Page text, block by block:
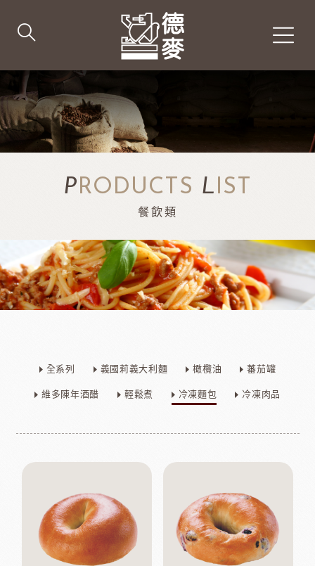
PRODUCTS LIST
餐飲類
全系列 義國莉義大利麵 橄欖油 蕃茄罐
維多陳年酒醋 輕鬆煮 冷凍麵包 冷凍肉品